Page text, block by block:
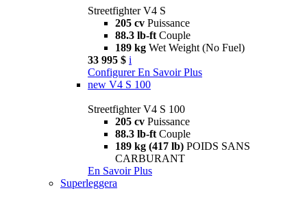
Streetfighter V4 S
205 cv Puissance
88.3 lb-ft Couple
189 kg Wet Weight (No Fuel)
33 995 $ i
Configurer En Savoir Plus
new V4 S 100
Streetfighter V4 S 100
205 cv Puissance
88.3 lb-ft Couple
189 kg (417 lb) POIDS SANS
CARBURANT
En Savoir Plus
Superleggera